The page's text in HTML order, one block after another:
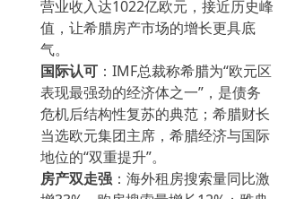
营业收入达1022亿欧元，接近历史峰
值，让希腊房产市场的增长更具底
气。
国际认可 ：IMF总裁称希腊为“欧元区
表现最强劲的经济体之一”，是债务
危机后结构性复苏的典范；希腊财长
当选欧元集团主席，希腊经济与国际
地位的“双重提升”。
房产双走强 ：海外租房搜索量同比激